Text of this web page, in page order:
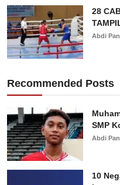
28
Abdi
Recommended Posts
SMP
Abdi
10